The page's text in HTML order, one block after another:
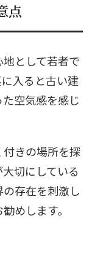
点
として若者で
入ると古い建
空気感を感じ
きの場所を探
切にしている
存在を刺激し
めします。